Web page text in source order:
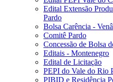
Edital Extensão
Pardo
Bolsa Carência -
Comitê Pardo
Concessão de Bolsa
Editais - Montenegro
Edital de Licitação
PEPI do Vale do Rio
PIBID e Residência